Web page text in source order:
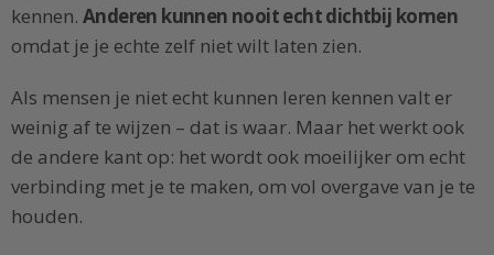
kennen. Anderen kunnen nooit echt dichtbij komen
omdat je je echte zelf niet wilt laten zien.
Als mensen je niet echt kunnen leren kennen valt er
weinig af te wijzen – dat is waar. Maar het werkt ook
de andere kant op: het wordt ook moeilijker om echt
verbinding met je te maken, om vol overgave van je te
houden.